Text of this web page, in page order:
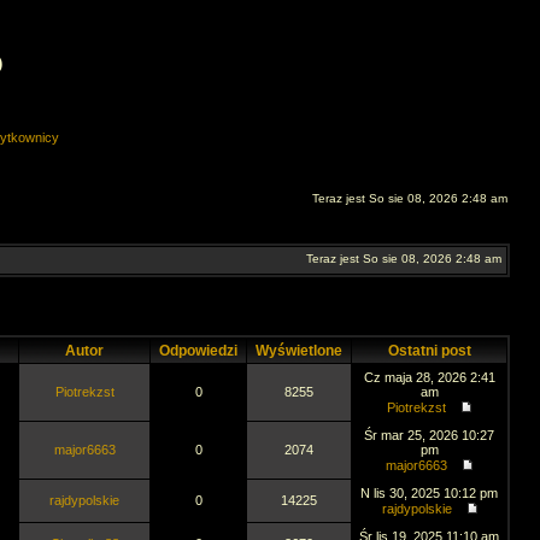
Teraz jest So sie 08, 2026 2:48 am
Teraz jest So sie 08, 2026 2:48 am
Autor Odpowiedzi Wyświetlone Ostatni post
Piotrekzst 0 8255
Cz maja 28, 2026 2:41
am
Piotrekzst
major6663 0 2074
Śr mar 25, 2026 10:27
pm
major6663
rajdypolskie 0 14225
N lis 30, 2025 10:12 pm
rajdypolskie
Śr lis 19, 2025 11:10 am